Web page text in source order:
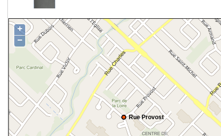
Rue Provost
+
−